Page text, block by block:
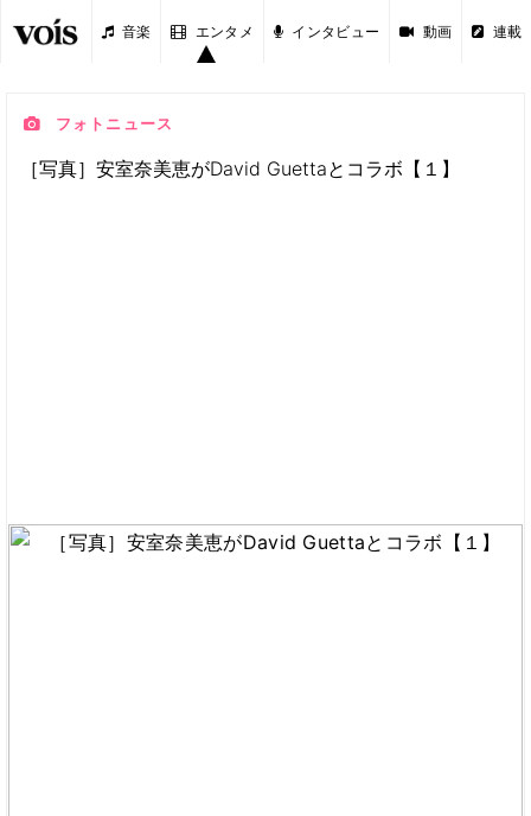
音楽 エンタメ インタビュー 動画 連載
フォトニュース
［写真］安室奈美恵がDavid Guettaとコラボ【１】